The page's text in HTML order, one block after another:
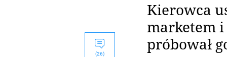
(26)
Kierowca
marketem i
próbował